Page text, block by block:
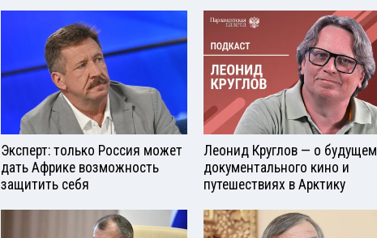
Эксперт: только Россия может
дать Африке возможность
защитить себя
Леонид Круглов — о будущем
документального кино и
путешествиях в Арктику